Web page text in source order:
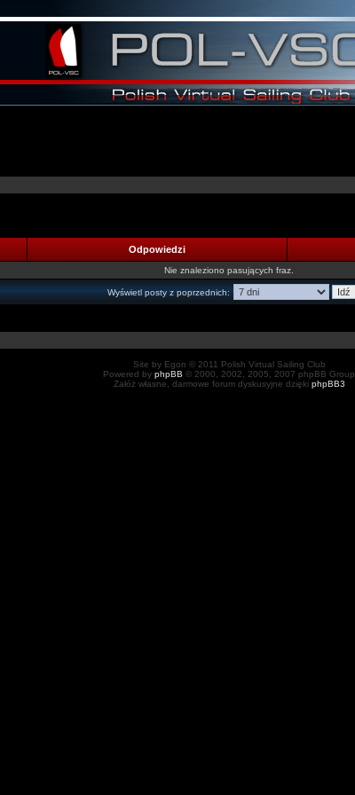
Odpowiedzi
Nie znaleziono pasujących fraz.
Wyświetl posty z poprzednich:
Site by Egon © 2011 Polish Virtual Sailing Club
Powered by phpBB © 2000, 2002, 2005, 2007 phpBB Group
Załóż własne, darmowe forum dyskusyjne dzięki phpBB3